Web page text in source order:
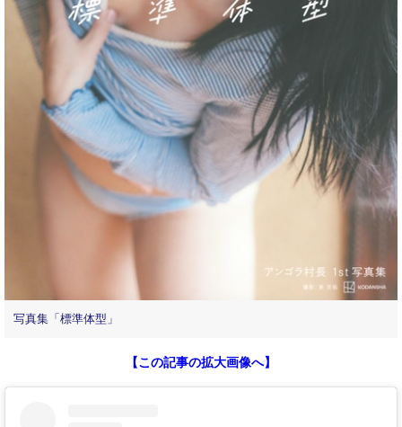
写真集「標準体型」
【この記事の拡大画像へ】